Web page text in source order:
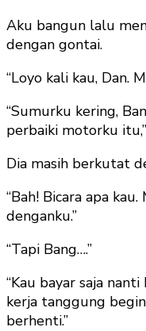
Aku bangun lalu
dengan gontai.
“Loyo kali kau, Dan.
“Sumurku kering,
perbaiki motorku
Dia masih berkutat
“Bah! Bicara apa
denganku.”
“Tapi Bang….”
“Kau bayar saja
kerja tanggung
berhenti.”